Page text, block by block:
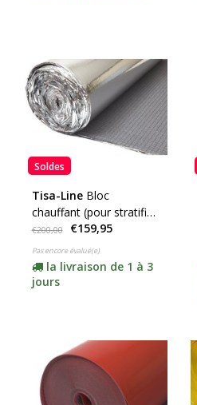
Soldes
Tisa-Line Bloc
chauffant (pour stratifié
et rouleau de planche de
25m2) (6 ou 8 mm
d'épaisseur)
€200,00 €159,95
Pas encore évalué(e)
la livraison de 1 à 3
jours